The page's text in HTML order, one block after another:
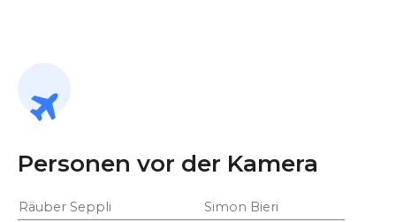
Personen vor der Kamera
Räuber Seppli
Simon Bieri